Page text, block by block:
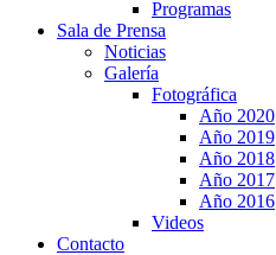
Programas
Sala de Prensa
Noticias
Galería
Fotográfica
Año 2020
Año 2019
Año 2018
Año 2017
Año 2016
Videos
Contacto